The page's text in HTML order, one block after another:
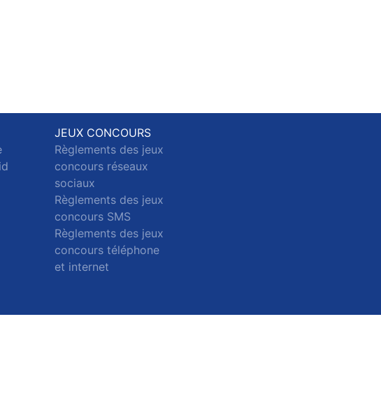
JEUX CONCOURS
Règlements des jeux
concours réseaux
sociaux
Règlements des jeux
concours SMS
Règlements des jeux
concours téléphone
et internet